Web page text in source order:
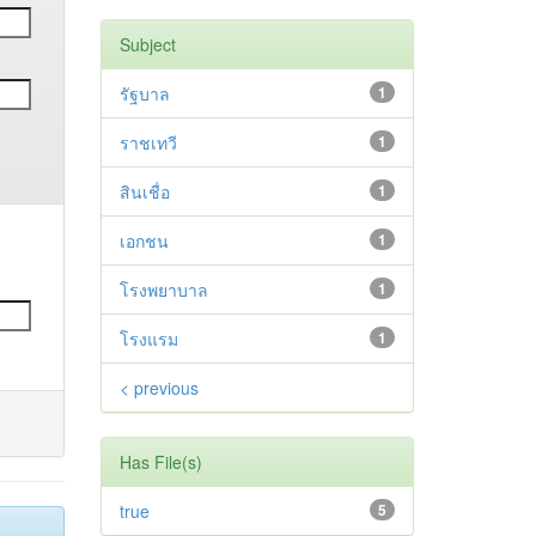
Subject
1
รัฐบาล
1
ราชเทวี
1
สินเชื่อ
1
เอกชน
1
โรงพยาบาล
1
โรงแรม
< previous
Has File(s)
5
true